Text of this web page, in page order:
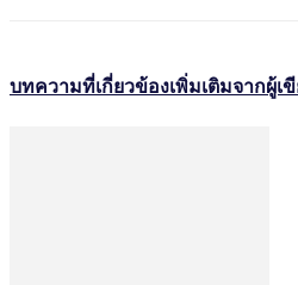
บทความที่เกี่ยวข้องเพิ่มเติมจากผู้เ